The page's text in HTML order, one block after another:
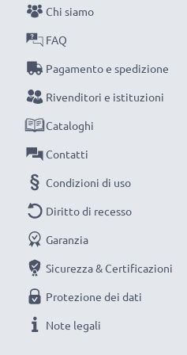
raggiungimento di efficienza
completamente le batterie
questo caricabatteria
LCD, marcato CELLONIC.
rapida e 3 anni di garanzia!
Chi siamo
FAQ
Pagamento e spedizione
Rivenditori e istituzioni
Cataloghi
Contatti
Condizioni di uso
Diritto di recesso
Garanzia
Sicurezza & Certificazioni
Protezione dei dati
Note legali